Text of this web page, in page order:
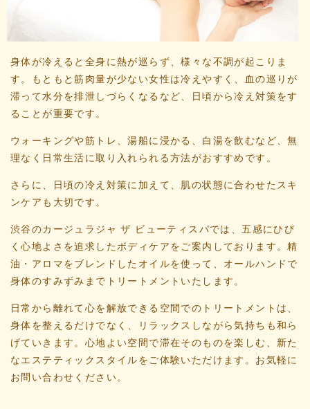
身体が冷えると全身に熱が巡らず、様々な不調が起こりま
す。もともと筋肉量が少ない女性は冷えやすく、血の巡りが
滞って水分を排泄しづらくなるなど、日頃から冷え対策をす
ることが重要です。
ウォーキングや筋トレ、湯船に浸かる、白湯を飲むなど、無
理なく日常生活に取り入れられる方法がおすすめです。
さらに、日頃の冷え対策に加えて、肌の状態に合わせたスキ
ンケアも大切です。
渋谷のカージュラジャ ザ ビューティスパでは、五感にひび
く心地よさを追求したボディケアをご案内しております。精
油・アロマをブレンドしたオイルを使って、オールハンドで
身体のすみずみまでトリートメントいたします。
日常から離れて心を解放できる空間でのトリートメントは、
身体を整えるだけでなく、リラックスしながら気持ちも和ら
げていきます。心地よい空間で滞在そのものを楽しむ、新た
なエステティックスタイルをご体験いただけます。お気軽に
お問い合わせください。